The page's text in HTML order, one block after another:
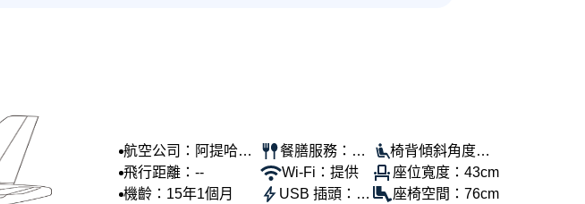
航空公司：阿提哈德
航空
飛行距離：--
機齡：15年1個月
餐膳服務：提
供
Wi-Fi：提供
USB 插頭：提
椅背傾斜角度：1
00°
座位寬度：43cm
座椅空間：76cm